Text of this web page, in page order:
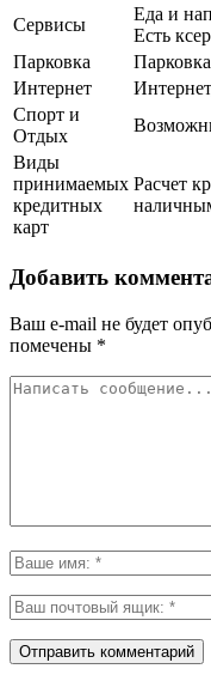
Сервисы
Еда и
Есть
Парковка
Интернет
Спорт и
Отдых
Виды
принимаемых
кредитных
карт
Расчет
Добавить
Ваш e-mail не будет
помечены *